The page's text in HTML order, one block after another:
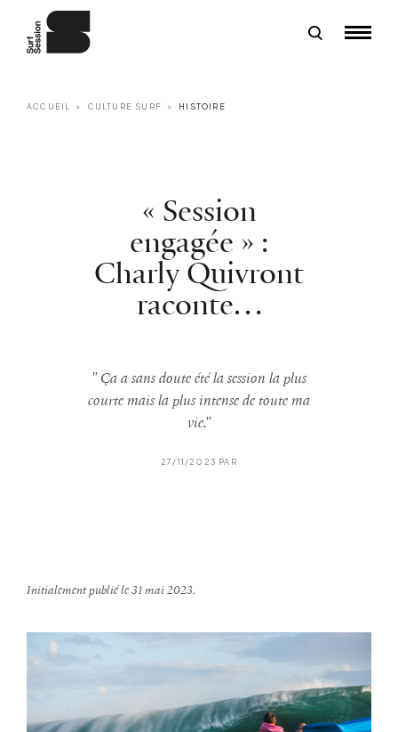
ACCUEIL CULTURE SURF HISTOIRE
« Session
engagée » :
Charly Quivront
raconte…
" Ça a sans doute été la session la plus
courte mais la plus intense de toute ma
vie."
27/11/2023 PAR
Initialement publié le 31 mai 2023.